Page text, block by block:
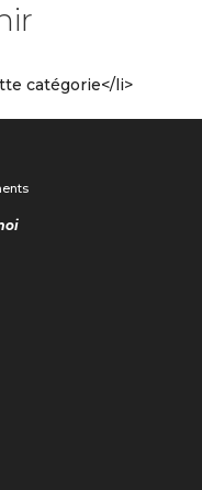
catégorie</li>